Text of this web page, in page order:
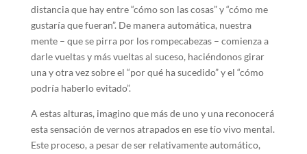
distancia que hay entre “cómo son las cosas” y “cómo me
gustaría que fueran”. De manera automática, nuestra
mente – que se pirra por los rompecabezas – comienza a
darle vueltas y más vueltas al suceso, haciéndonos girar
una y otra vez sobre el “por qué ha sucedido” y el “cómo
podría haberlo evitado”.
A estas alturas, imagino que más de uno y una reconocerá
esta sensación de vernos atrapados en ese tío vivo mental.
Este proceso, a pesar de ser relativamente automático,